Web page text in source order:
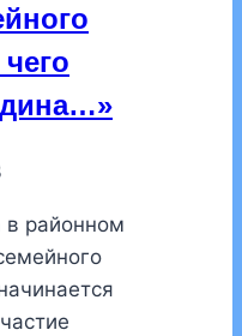
в районном